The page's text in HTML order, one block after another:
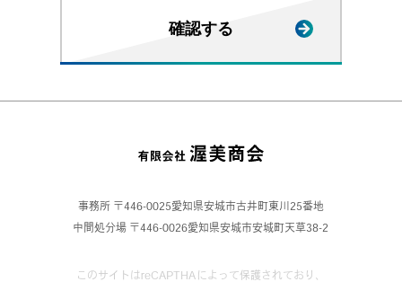
事務所 〒446-0025愛知県安城市古井町東川25番地
中間処分場 〒446-0026愛知県安城市安城町天草38-2
このサイトはreCAPTHAによって保護されており、